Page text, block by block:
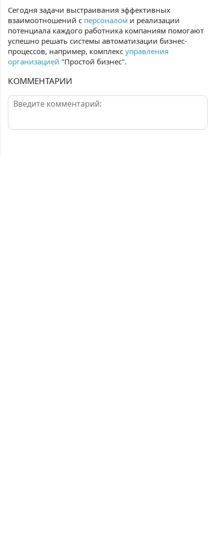
Сегодня задачи выстраивания эффективных
взаимоотношений с персоналом и реализации
потенциала каждого работника компаниям помогают
успешно решать системы автоматизации бизнес-
процессов, например, комплекс управления
организацией "Простой бизнес".
КОММЕНТАРИИ